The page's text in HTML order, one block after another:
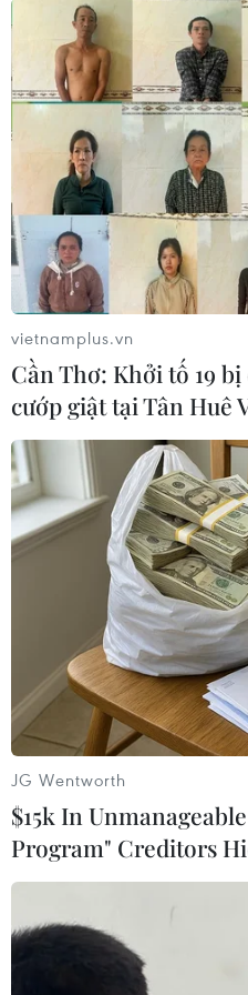
sẵn sàng hỗ trợ Timor
chí của lộ trình”./.
#Hội nghị Cấp cao ASEAN
#Tổng thống Indonesia
#Chủ tịch ASEAN
Theo dõi VietnamPlus
TIN LIÊN QUAN
vietnamplus.vn
Cần Thơ: Khởi tố 19
cướp giật tại Tân Huê
JG Wentworth
$15k In
Program" Creditors